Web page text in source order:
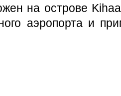
на острове
аэропорта и